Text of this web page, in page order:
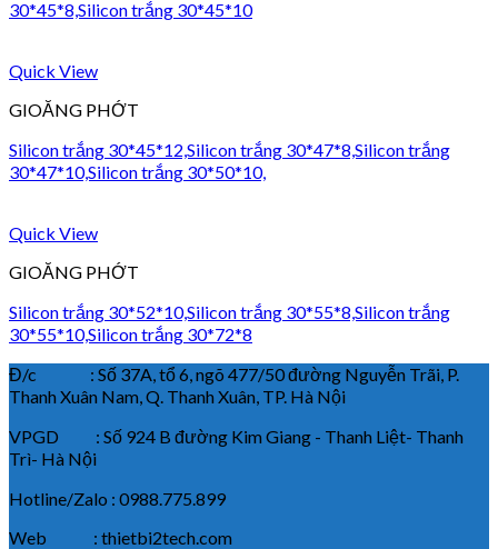
30*45*8,Silicon trắng 30*45*10
Quick View
GIOĂNG PHỚT
Silicon trắng 30*45*12,Silicon trắng 30*47*8,Silicon trắng
30*47*10,Silicon trắng 30*50*10,
Quick View
GIOĂNG PHỚT
Silicon trắng 30*52*10,Silicon trắng 30*55*8,Silicon trắng
30*55*10,Silicon trắng 30*72*8
Đ/c : Số 37A, tổ 6, ngõ 477/50 đường Nguyễn Trãi, P.
Thanh Xuân Nam, Q. Thanh Xuân, TP. Hà Nội
VPGD : Số 924 B đường Kim Giang - Thanh Liệt- Thanh
Trì- Hà Nội
Hotline/Zalo : 0988.775.899
Web : thietbi2tech.com